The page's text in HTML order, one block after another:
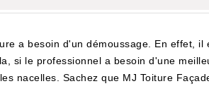
a besoin d'un démoussage. En effet, il
si le professionnel a besoin d'une
nacelles. Sachez que MJ Toiture